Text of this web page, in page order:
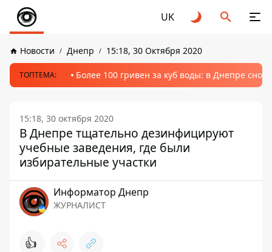
UK
Новости Днепр 15:18, 30 Октября 2020
ТОПТЕМА: Более 100 гривен за куб воды: в Днепре
15:18, 30 октября 2020
В Днепре тщательно дезинфицируют
учебные заведения, где были
избирательные участки
Информатор Днепр
ЖУРНАЛИСТ
👍